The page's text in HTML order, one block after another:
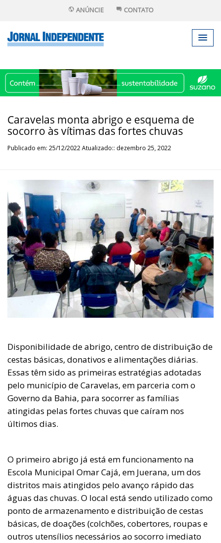
ANÚNCIE CONTATO
Caravelas monta abrigo e esquema de
socorro às vítimas das fortes chuvas
Publicado em: 25/12/2022 Atualizado:: dezembro 25, 2022
Disponibilidade de abrigo, centro de distribuição de
cestas básicas, donativos e alimentações diárias.
Essas têm sido as primeiras estratégias adotadas
pelo município de Caravelas, em parceria com o
Governo da Bahia, para socorrer as famílias
atingidas pelas fortes chuvas que caíram nos
últimos dias.
O primeiro abrigo já está em funcionamento na
Escola Municipal Omar Cajá, em Juerana, um dos
distritos mais atingidos pelo avanço rápido das
águas das chuvas. O local está sendo utilizado como
ponto de armazenamento e distribuição de cestas
básicas, de doações (colchões, cobertores, roupas e
outros utensílios necessários ao socorro imediato